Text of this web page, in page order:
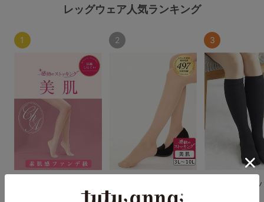
レッグウェア人気ランキング
1
美肌]素肌感ファンデ級
2
ング(大きいサイズ)
3
綿混無地5本指